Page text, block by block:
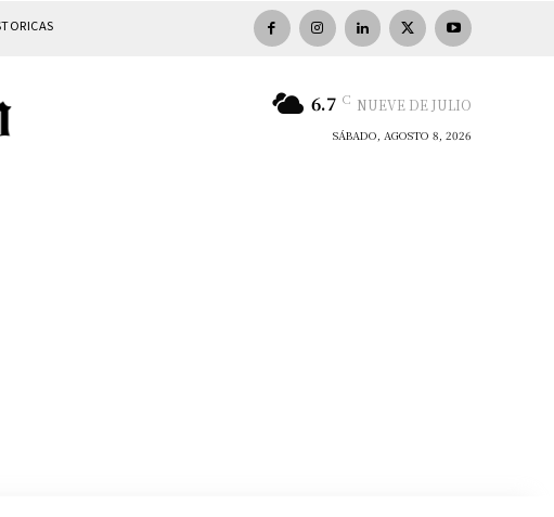
6.7 C NUEVE DE JULIO
SÁBADO, AGOSTO 8, 2026